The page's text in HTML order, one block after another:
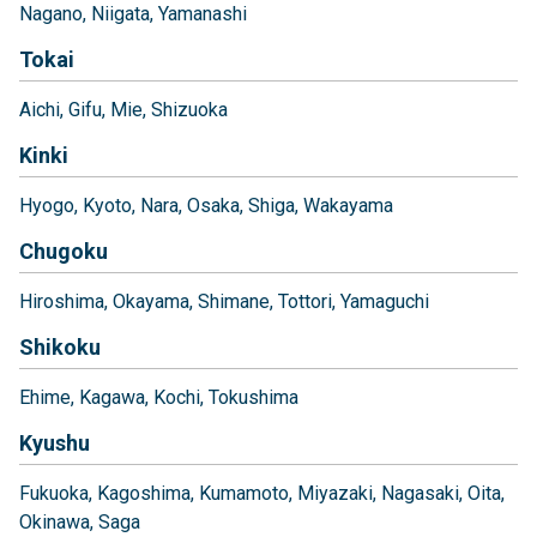
Nagano Niigata Yamanashi
Tokai
Aichi Gifu Mie Shizuoka
Kinki
Hyogo Kyoto Nara Osaka Shiga Wakayama
Chugoku
Hiroshima Okayama Shimane Tottori Yamaguchi
Shikoku
Ehime Kagawa Kochi Tokushima
Kyushu
Fukuoka Kagoshima Kumamoto Miyazaki Nagasaki Oita
Okinawa Saga